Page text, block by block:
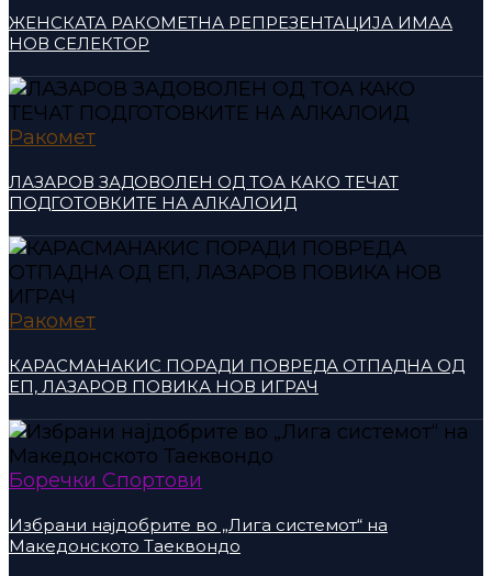
ЖЕНСКАТА РАКОМЕТНА РЕПРЕЗЕНТАЦИЈА ИМАА
НОВ СЕЛЕКТОР
Ракомет
ЛАЗАРОВ ЗАДОВОЛЕН ОД ТОА КАКО ТЕЧАТ
ПОДГОТОВКИТЕ НА АЛКАЛОИД
Ракомет
КАРАСМАНАКИС ПОРАДИ ПОВРЕДА ОТПАДНА ОД
ЕП, ЛАЗАРОВ ПОВИКА НОВ ИГРАЧ
Боречки Спортови
Избрани најдобрите во „Лига системот“ на
Македонското Таеквондо